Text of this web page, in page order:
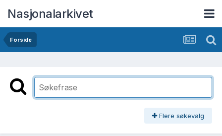
Nasjonalarkivet
Forside
Flere søkevalg